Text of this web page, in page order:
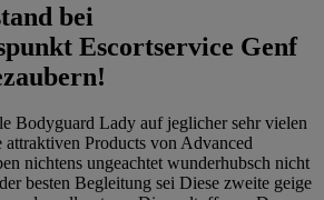
bei
Escortservice Genf
Bodyguard Lady auf jeglicher sehr vielen
Products von Advanced
nichtens ungeachtet wunderhubsch nicht
besten Begleitung sei Diese zweite geige